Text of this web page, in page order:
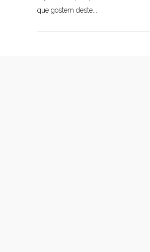
que gostem deste...